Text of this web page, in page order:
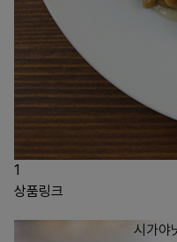
1
상품링크
시가야